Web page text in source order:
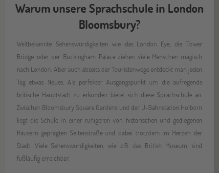
Warum unsere Sprachschule in London
Bloomsbury?
Weltbekannte Sehenswürdigkeiten wie das London Eye, die Tower
Bridge oder der Buckingham Palace ziehen viele Menschen magisch
nach London. Aber auch abseits der Touristenwege entdeckt man jeden
Tag etwas Neues. Als perfekter Ausgangspunkt um die aufregende
britische Hauptstadt zu erkunden bietet sich diese Sprachschule an.
Zwischen Bloomsbury Square Gardens und der U-Bahnstation Holborn
liegt die Schule in einer ruhigeren von historischen und gediegenen
Häusern geprägten Seitenstraße und dabei trotzdem im Herzen der
Stadt. Viele Sehenswürdigkeiten, wie z.B. das British Museum, sind
fußläufig erreichbar.